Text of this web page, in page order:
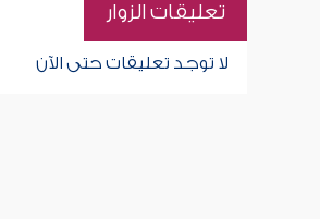
تعليقات الزوار
لا توجد تعليقات حتى الآن